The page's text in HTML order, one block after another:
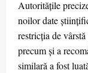
Autoritățile
noilor date
restricția de
precum și a
similară a fost